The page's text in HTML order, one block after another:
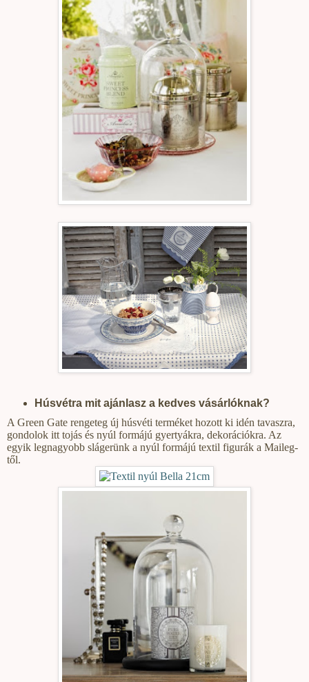
Húsvétra mit ajánlasz a kedves vásárlóknak?
A Green Gate rengeteg új húsvéti terméket hozott ki idén tavaszra,
gondolok itt tojás és nyúl formájú gyertyákra, dekorációkra. Az
egyik legnagyobb slágerünk a nyúl formájú textil figurák a Maileg-
től.